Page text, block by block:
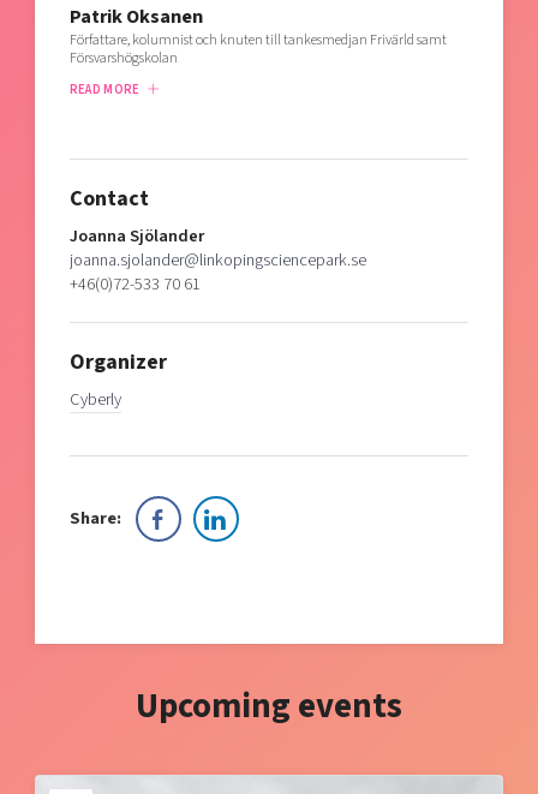
Patrik Oksanen
Författare, kolumnist och knuten till tankesmedjan Frivärld samt
Försvarshögskolan
READ MORE
Contact
Joanna Sjölander
joanna.sjolander@linkopingsciencepark.se
+46(0)72-533 70 61
Organizer
Cyberly
Share:
Upcoming events